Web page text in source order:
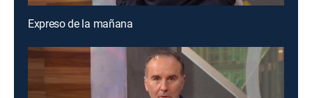
Expreso de la mañana